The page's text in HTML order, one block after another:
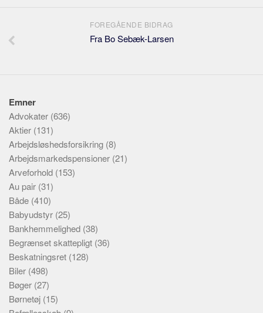
FOREGÅENDE BIDRAG
Fra Bo Sebæk-Larsen
Emner
Advokater (636)
Aktier (131)
Arbejdsløshedsforsikring (8)
Arbejdsmarkedspensioner (21)
Arveforhold (153)
Au pair (31)
Både (410)
Babyudstyr (25)
Bankhemmelighed (38)
Begrænset skattepligt (36)
Beskatningsret (128)
Biler (498)
Bøger (27)
Børnetøj (15)